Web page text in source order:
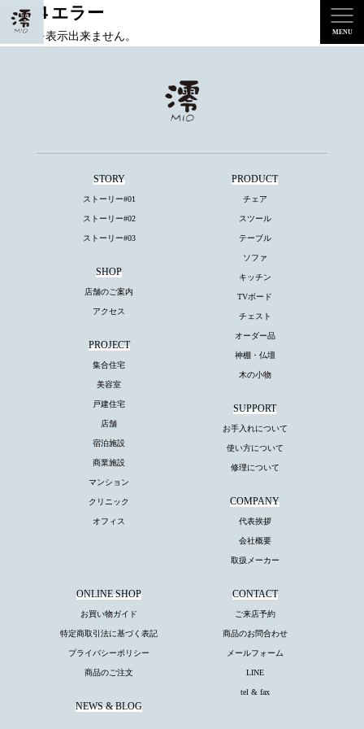
４０４エラー
ページを表示出来ません。
STORY
ストーリー#01
ストーリー#02
ストーリー#03
SHOP
店舗のご案内
アクセス
PRODUCT
チェア
スツール
テーブル
ソファ
キッチン
TVボード
チェスト
オーダー品
神棚・仏壇
木の小物
PROJECT
集合住宅
美容室
戸建住宅
店舗
宿泊施設
商業施設
マンション
クリニック
オフィス
SUPPORT
お手入れについて
使い方について
修理について
COMPANY
代表挨拶
会社概要
取扱メーカー
CONTACT
ご来店予約
商品のお問合わせ
メールフォーム
LINE
tel & fax
ONLINE SHOP
お買い物ガイド
特定商取引法に基づく表記
プライバシーポリシー
商品のご注文
NEWS & BLOG